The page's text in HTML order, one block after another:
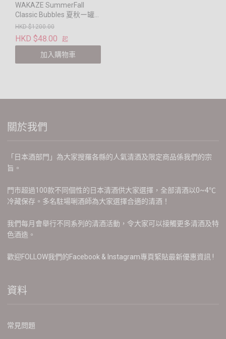
WAKAZE SummerFall
Classic Bubbles 夏秋ー罐
裝炭酸清酒
HKD $1200.00
HKD $48.00 起
加入購物車
關於我們
「日本酒部門」為大家搜羅各縣的人氣清酒及限定商品係我們的宗
旨。
門市超過100款不同個性的日本清酒供大家選擇，全部清酒以0~4℃
冷藏保存。多名駐場唎酒師為大家選擇合適的清酒！
我們每月會舉行不同系列的清酒活動，令大家可以接觸更多清酒及特
色酒造。
歡迎FOLLOW我們的Facebook & Instagram專頁緊貼最新優惠資訊 !
資料
常見問題